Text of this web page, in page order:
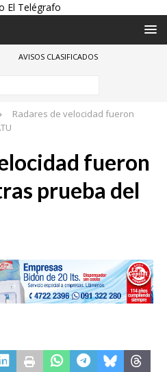
AVISOS CLASIFICADOS
Radares de velocidad fueron
fueron
prueba del